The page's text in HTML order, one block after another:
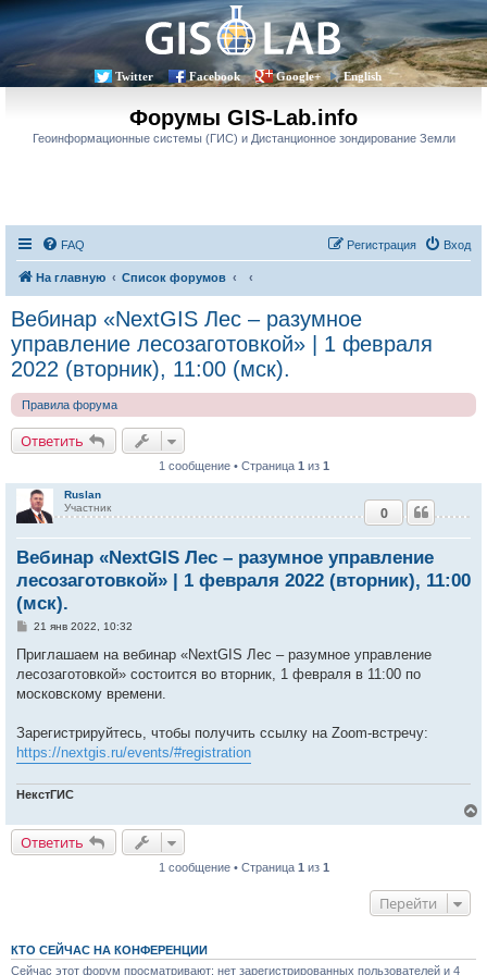
Twitter Facebook Google+ English
Форумы GIS-Lab.info
Геоинформационные системы (ГИС) и Дистанционное зондирование Земли
FAQ Вход
Регистрация
На главную Список форумов
Вебинар «NextGIS Лес – разумное
управление лесозаготовкой» | 1 февраля
2022 (вторник), 11:00 (мск).
Правила форума
Ответить
1 сообщение • Страница 1 из 1
Ruslan
Участник
Вебинар «NextGIS Лес – разумное управление
лесозаготовкой» | 1 февраля 2022 (вторник), 11:00
(мск).
0
С
о
щ
е
е
21 янв 2022, 10:32
Приглашаем на вебинар «NextGIS Лес – разумное управление
лесозаготовкой» состоится во вторник, 1 февраля в 11:00 по
московскому времени.
Зарегистрируйтесь, чтобы получить ссылку на Zoom-встречу:
https://nextgis.ru/events/#registration
НекстГИС
е
Ответить
1 сообщение • Страница 1 из 1
Перейти
КТО СЕЙЧАС НА КОНФЕРЕНЦИИ
Сейчас этот форум просматривают: нет зарегистрированных пользователей и 4